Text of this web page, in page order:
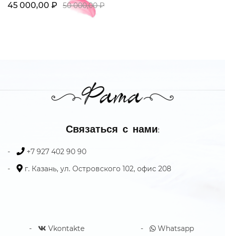
45 000,00 ₽ 50 000,00 ₽
Связаться с нами:
+7 927 402 90 90
г. Казань, ул. Островского 102, офис 208
Vkontakte Whatsapp